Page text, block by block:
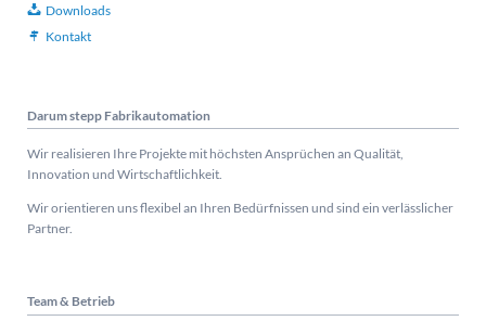
Downloads
Kontakt
Darum stepp Fabrikautomation
Wir realisieren Ihre Projekte mit höchsten Ansprüchen an Qualität,
Innovation und Wirtschaftlichkeit.
Wir orientieren uns flexibel an Ihren Bedürfnissen und sind ein verlässlicher
Partner.
Team & Betrieb